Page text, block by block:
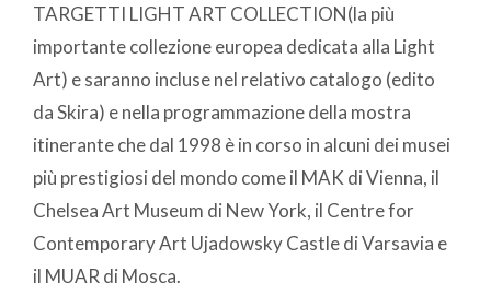
TARGETTI LIGHT ART COLLECTION(la più
importante collezione europea dedicata alla Light
Art) e saranno incluse nel relativo catalogo (edito
da Skira) e nella programmazione della mostra
itinerante che dal 1998 è in corso in alcuni dei musei
più prestigiosi del mondo come il MAK di Vienna, il
Chelsea Art Museum di New York, il Centre for
Contemporary Art Ujadowsky Castle di Varsavia e
il MUAR di Mosca.